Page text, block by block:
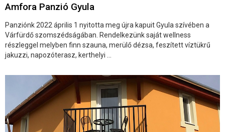
Amfora Panzió Gyula
Panziónk 2022 április 1 nyitotta meg újra kapuit Gyula szívében a
Várfürdő szomszédságában. Rendelkezünk saját wellness
részleggel melyben finn szauna, merülő dézsa, feszített víztükrű
jakuzzi, napozóterasz, kerthelyi ...